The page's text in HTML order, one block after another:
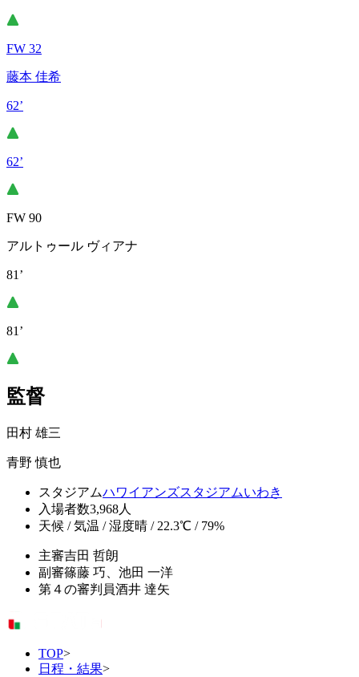
FW 32
藤本 佳希
62’
62’
FW 90
アルトゥール ヴィアナ
81’
81’
監督
田村 雄三
青野 慎也
スタジアムハワイアンズスタジアムいわき
入場者数3,968人
天候 / 気温 / 湿度晴 / 22.3℃ / 79%
主審吉田 哲朗
副審篠藤 巧、池田 一洋
第４の審判員酒井 達矢
TOP>
日程・結果>